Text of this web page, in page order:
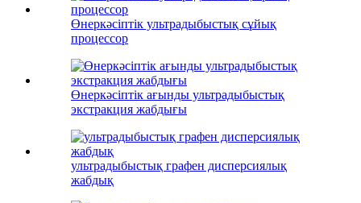
Өнеркәсіптік ультрадыбыстық сұйық
процессор
Өнеркәсіптік ағынды ультрадыбыстық
экстракция жабдығы
ультрадыбыстық графен дисперсиялық
жабдық